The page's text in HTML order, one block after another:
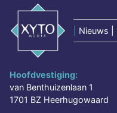
Nieuws |
Hoofdvestiging:
van Benthuizenlaan 1
1701 BZ Heerhugowaard